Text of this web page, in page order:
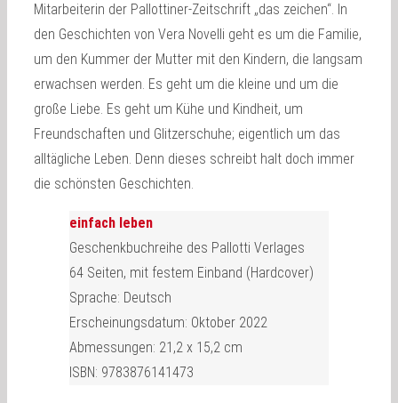
Mitarbeiterin der Pallottiner-Zeitschrift „das zeichen“. In
den Geschichten von Vera Novelli geht es um die Familie,
um den Kummer der Mutter mit den Kindern, die langsam
erwachsen werden. Es geht um die kleine und um die
große Liebe. Es geht um Kühe und Kindheit, um
Freundschaften und Glitzerschuhe; eigentlich um das
alltägliche Leben. Denn dieses schreibt halt doch immer
die schönsten Geschichten.
einfach leben
Geschenkbuchreihe des Pallotti Verlages
64 Seiten, mit festem Einband (Hardcover)
Sprache: Deutsch
Erscheinungsdatum: Oktober 2022
Abmessungen: 21,2 x 15,2 cm
ISBN: 9783876141473